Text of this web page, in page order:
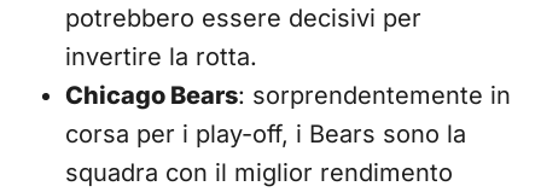
potrebbero essere decisivi per
invertire la rotta.
Chicago Bears: sorprendentemente in
corsa per i play-off, i Bears sono la
squadra con il miglior rendimento